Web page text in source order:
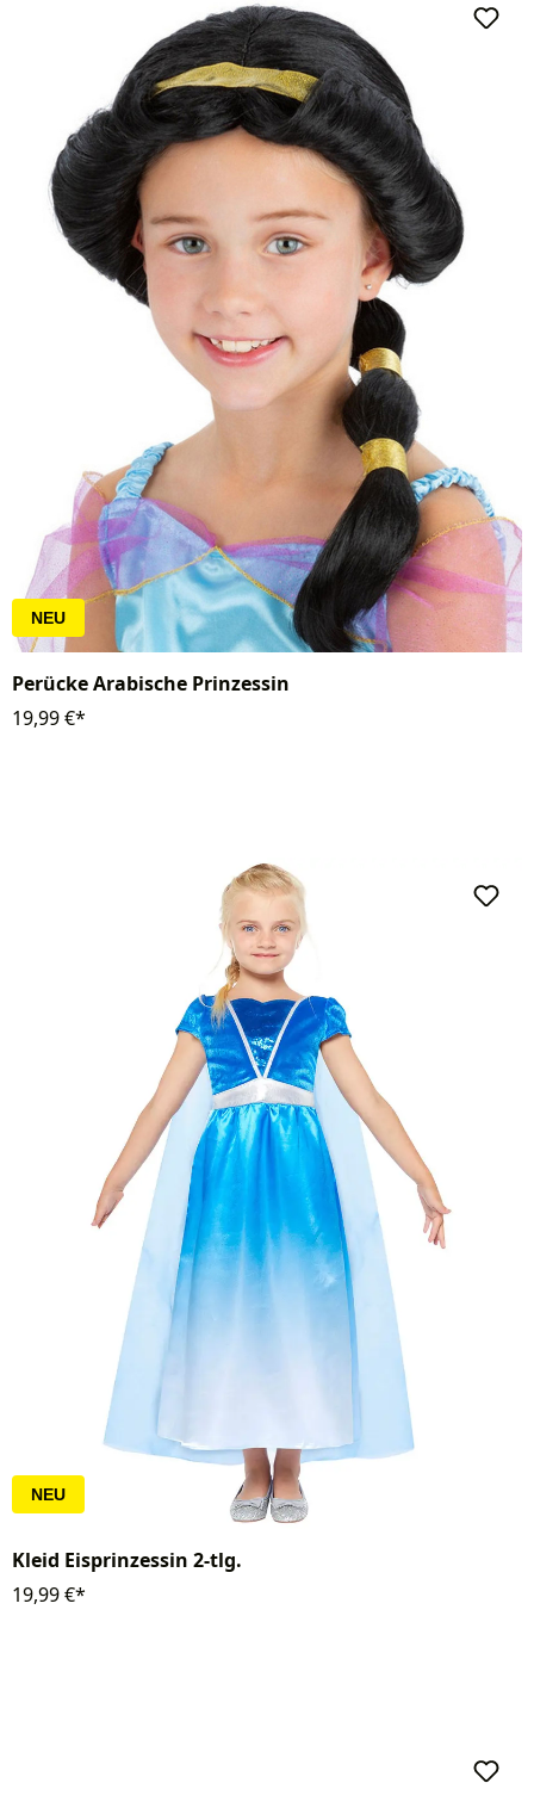
NEU
Perücke Arabische Prinzessin
19,99 €*
NEU
Kleid Eisprinzessin 2-tlg.
19,99 €*